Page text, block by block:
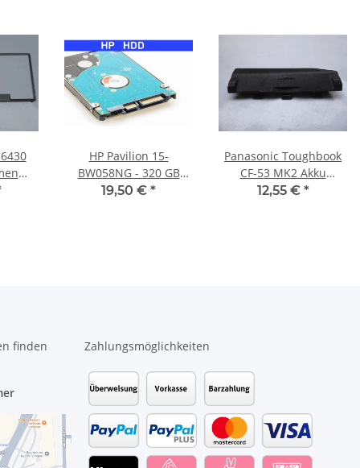
HP Pavilion 15-
BW058NG - 320 GB
SATA HDD/Festplatte
19,50 € *
Panasonic Toughbook
CF-53 MK2 Akku
Abdeckung Deckel
12,55 € *
finden Zahlungsmöglichkeiten